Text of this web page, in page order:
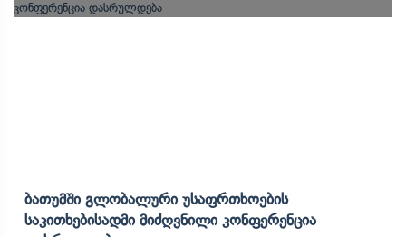
Ბათუმში Გლობალური Უსაფრთხოების
Საკითხებისადმი Მიძღვნილი Კონფერენცია